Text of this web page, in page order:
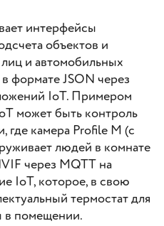
интерфейсы
объектов и
и автомобильных
формате JSON через
IoT. Примером
может быть контроль
где камера Profile M (с
людей в комнате
через MQTT на
IoT, которое, в свою
термостат для
в помещении.